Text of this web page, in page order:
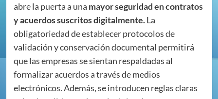
abre la puerta a una mayor seguridad en contratos
y acuerdos suscritos digitalmente.La
obligatoriedad de establecer protocolos de
validación y conservación documental permitirá
que las empresas se sientan respaldadas al
formalizar acuerdos a través de medios
electrónicos. Además, se introducen reglas claras